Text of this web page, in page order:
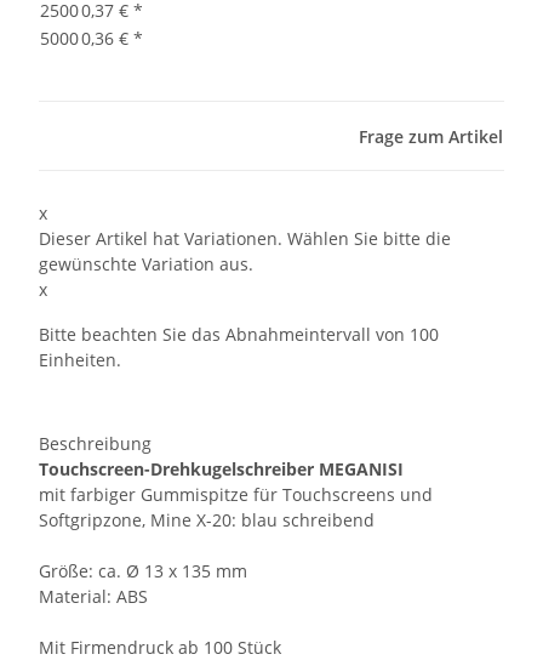
25000,37 € *
50000,36 € *
Frage zum Artikel
x
Dieser Artikel hat Variationen. Wählen Sie bitte die
gewünschte Variation aus.
x
Bitte beachten Sie das Abnahmeintervall von 100
Einheiten.
Beschreibung
Touchscreen-Drehkugelschreiber MEGANISI
mit farbiger Gummispitze für Touchscreens und
Softgripzone, Mine X-20: blau schreibend
Größe: ca. Ø 13 x 135 mm
Material: ABS
Mit Firmendruck ab 100 Stück